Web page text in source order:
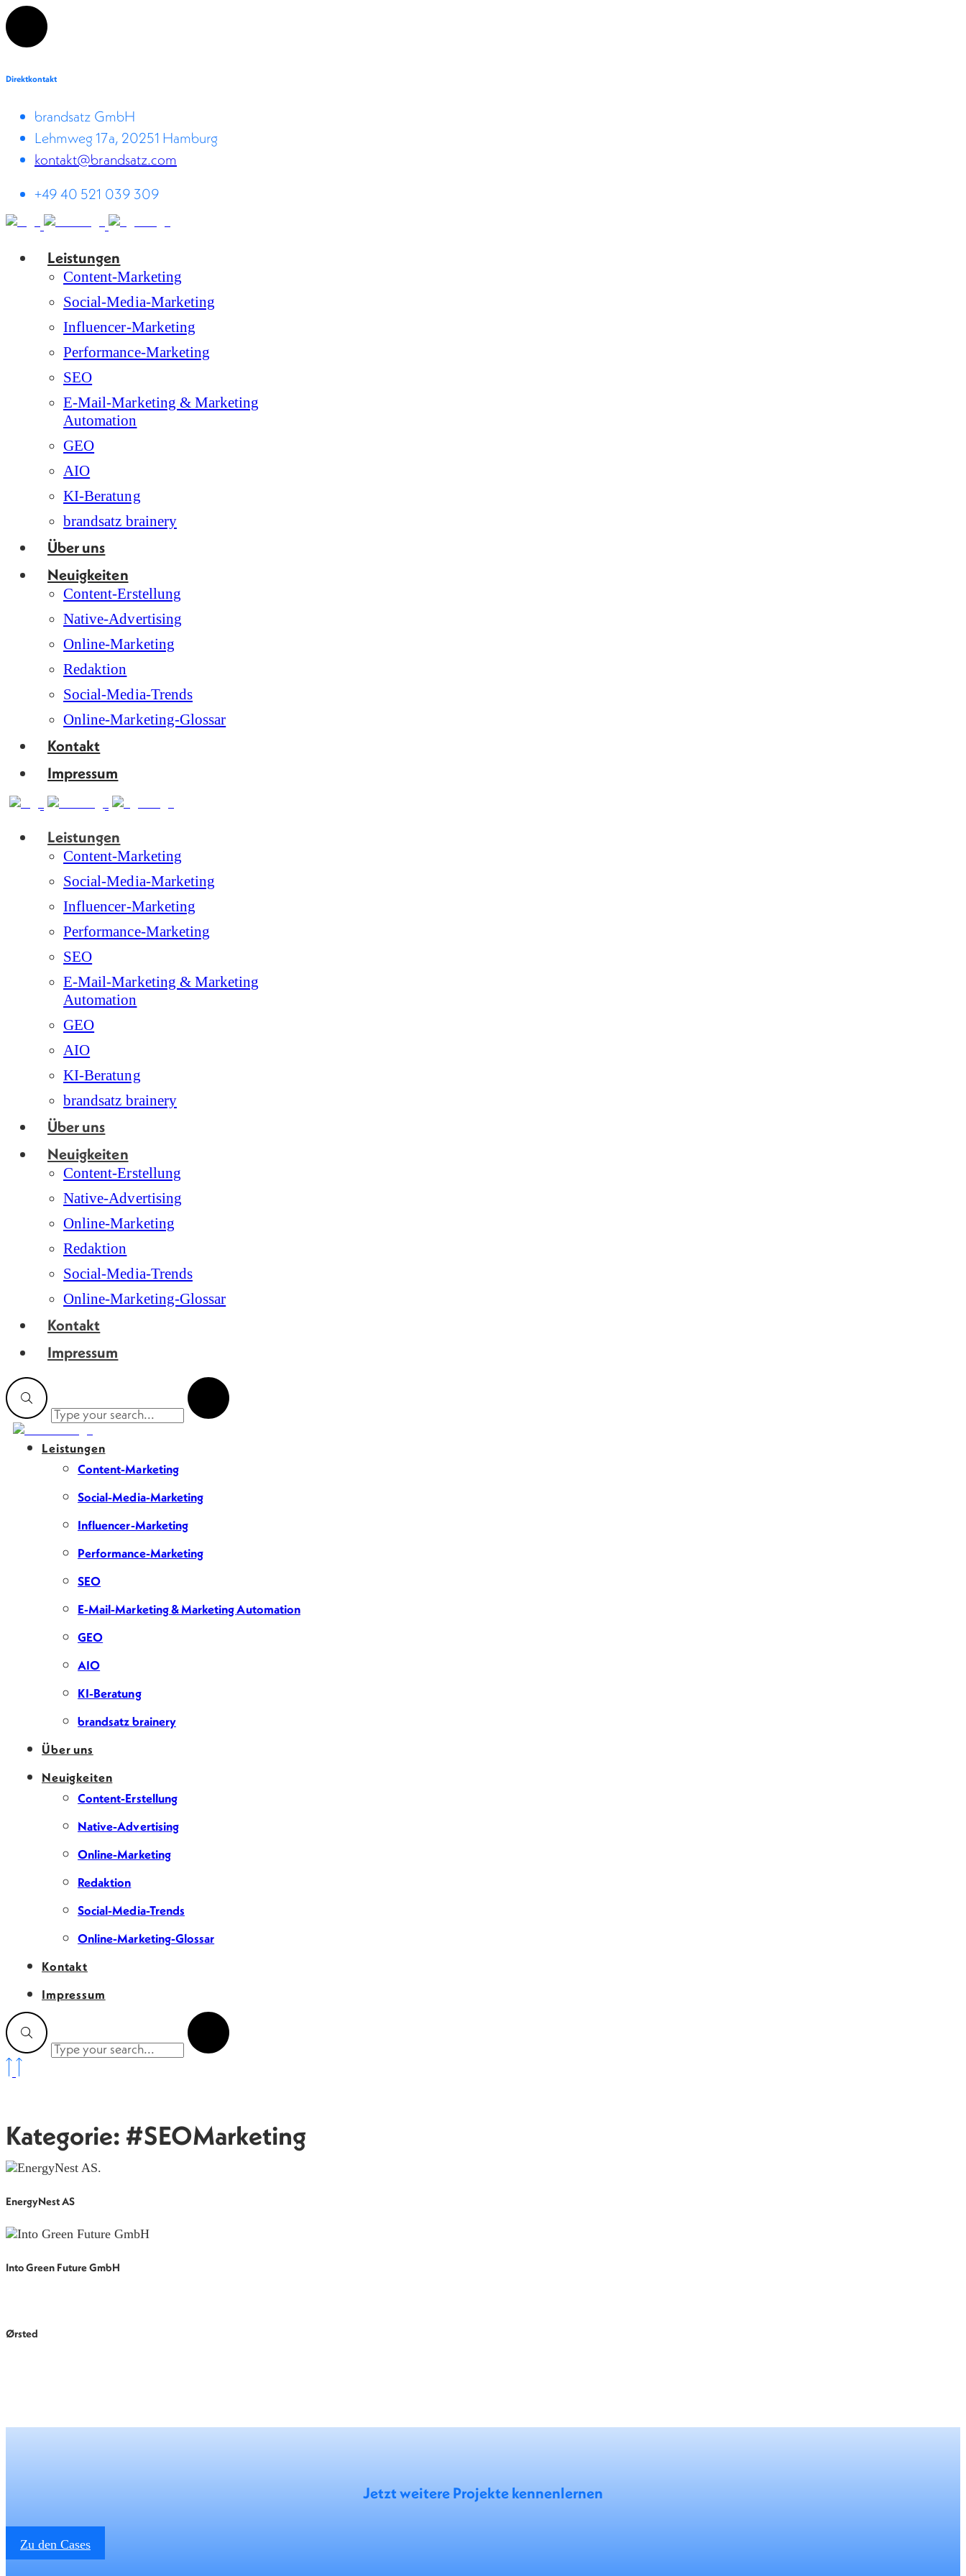
Direktkontakt
brandsatz GmbH
Lehmweg 17a, 20251 Hamburg
kontakt@brandsatz.com
+49 40 521 039 309
Leistungen
Content-Marketing
Social-Media-Marketing
Influencer-Marketing
Performance-Marketing
SEO
E-Mail-Marketing & Marketing
Automation
GEO
AIO
KI-Beratung
brandsatz brainery
Über uns
Neuigkeiten
Content-Erstellung
Native-Advertising
Online-Marketing
Redaktion
Social-Media-Trends
Online-Marketing-Glossar
Kontakt
Impressum
Leistungen
Content-Marketing
Social-Media-Marketing
Influencer-Marketing
Performance-Marketing
SEO
E-Mail-Marketing & Marketing
Automation
GEO
AIO
KI-Beratung
brandsatz brainery
Über uns
Neuigkeiten
Content-Erstellung
Native-Advertising
Online-Marketing
Redaktion
Social-Media-Trends
Online-Marketing-Glossar
Kontakt
Impressum
Leistungen
Content-Marketing
Social-Media-Marketing
Influencer-Marketing
Performance-Marketing
SEO
E-Mail-Marketing & Marketing Automation
GEO
AIO
KI-Beratung
brandsatz brainery
Über uns
Neuigkeiten
Content-Erstellung
Native-Advertising
Online-Marketing
Redaktion
Social-Media-Trends
Online-Marketing-Glossar
Kontakt
Impressum
Kategorie: #SEOMarketing
EnergyNest AS
Into Green Future GmbH
Ørsted
Jetzt weitere Projekte kennenlernen
Zu den Cases